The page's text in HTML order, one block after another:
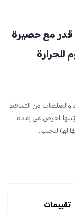
قدر مع حصيرة
للحرارة
والصلصات من التساقط
احرص على إعادة
لها) لتجنب...
تقييمات